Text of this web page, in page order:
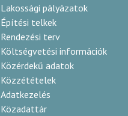
Lakossági pályázatok
Építési telkek
Rendezési terv
Költségvetési információk
Közérdekű adatok
Közzétételek
Adatkezelés
Közadattár